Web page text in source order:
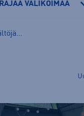
RAJAA VALIKOIMAA